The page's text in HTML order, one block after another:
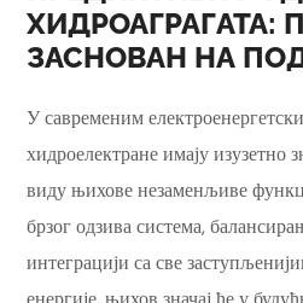
ХИДРОАГРАГАТА:
ЗАСНОВАН НА
У савременим
хидроелектране имају изузетно
виду њихове незаменљиве
брзог одзива система,
интеграцији са све